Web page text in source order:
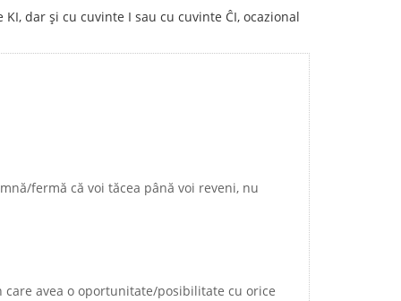
dar și cu cuvinte I sau cu cuvinte ĈI, ocazional
fermă că voi tăcea până voi reveni, nu
care avea o oportunitate/posibilitate cu orice